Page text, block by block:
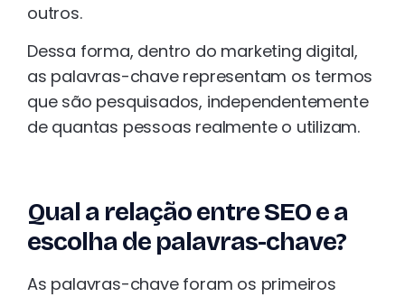
outros.
Dessa forma, dentro do marketing digital,
as palavras-chave representam os termos
que são pesquisados, independentemente
de quantas pessoas realmente o utilizam.
Qual a relação entre SEO e a
escolha de palavras-chave?
As palavras-chave foram os primeiros